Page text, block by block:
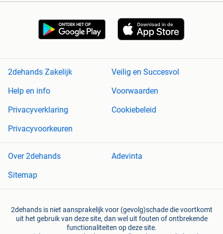
2dehands Zakelijk
Veilig en Succesvol
Help en info
Voorwaarden
Privacyverklaring
Cookiebeleid
Privacyvoorkeuren
Over 2dehands
Adevinta
Sitemap
2dehands is niet aansprakelijk voor (gevolg)schade die voortkomt
uit het gebruik van deze site, dan wel uit fouten of ontbrekende
functionaliteiten op deze site.